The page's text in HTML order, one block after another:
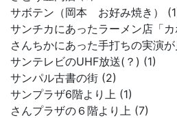
サボテン（岡本 お好み焼き）
サンチカにあったラーメン店「
さんちかにあった手打ちの実演
サンテレビのUHF放送(？) (1)
サンパル古書の街 (2)
サンプラザ6階より上 (1)
さんプラザの６階より上 (7)